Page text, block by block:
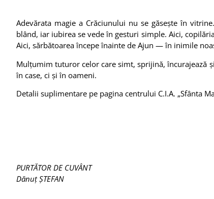
Adevărata magie a Crăciunului nu se găsește în
blând, iar iubirea se vede în gesturi simple. Aici,
Aici, sărbătoarea începe înainte de Ajun — în inimile
Mulțumim tuturor celor care simt, sprijină, încurajează
în case, ci și în oameni.
Detalii suplimentare pe pagina centrului C.I.A. „Sfânta
PURTĂTOR DE CUVÂNT
Dănuț ȘTEFAN